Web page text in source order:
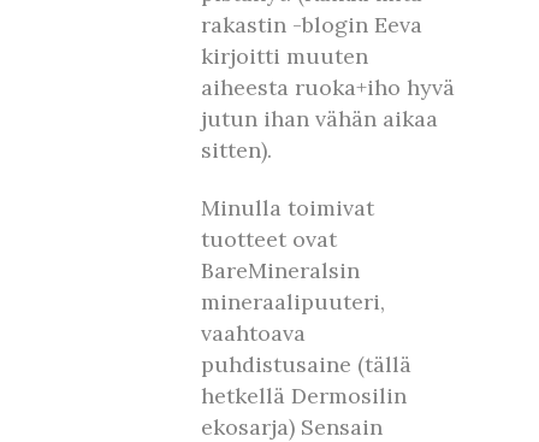
rakastin -blogin Eeva
kirjoitti muuten
aiheesta ruoka+iho hyvä
jutun ihan vähän aikaa
sitten).
Minulla toimivat
tuotteet ovat
BareMineralsin
mineraalipuuteri,
vaahtoava
puhdistusaine (tällä
hetkellä Dermosilin
ekosarja) Sensain